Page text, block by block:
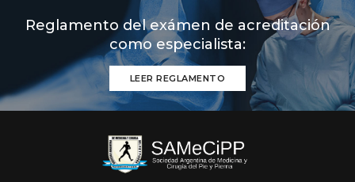
Reglamento del exámen de acreditación
como especialista:
LEER REGLAMENTO